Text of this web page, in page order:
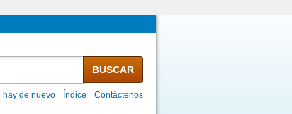
BUSCAR
hay de nuevo Índice Contáctenos